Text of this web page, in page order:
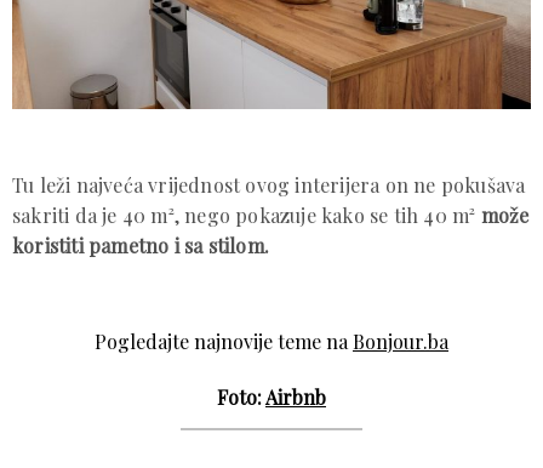
Tu leži najveća vrijednost ovog interijera on ne pokušava
sakriti da je 40 m², nego pokazuje kako se tih 40 m² može
koristiti pametno i sa stilom.
Pogledajte najnovije teme na Bonjour.ba
Foto:Airbnb